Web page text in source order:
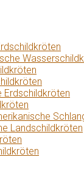
Erdschildkröten
Landschildkröten